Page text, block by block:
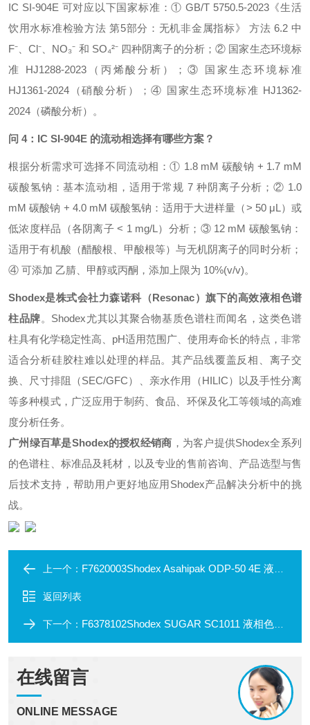
IC SI-904E 可对应以下国家标准：① GB/T 5750.5-2023《生活
饮用水标准检验方法 第5部分：无机非金属指标》 方法 6.2 中
F⁻、Cl⁻、NO₃⁻ 和 SO₄²⁻ 四种阴离子的分析；② 国家生态环境标
准 HJ1288-2023（丙烯酸分析）；③ 国家生态环境标准
HJ1361-2024（硝酸分析）；④ 国家生态环境标准 HJ1362-
2024（磷酸分析）。
问 4：IC SI-904E 的流动相选择有哪些方案？
根据分析需求可选择不同流动相：① 1.8 mM 碳酸钠 + 1.7 mM
碳酸氢钠：基本流动相，适用于常规 7 种阴离子分析；② 1.0
mM 碳酸钠 + 4.0 mM 碳酸氢钠：适用于大进样量（> 50 μL）或
低浓度样品（各阴离子 < 1 mg/L）分析；③ 12 mM 碳酸氢钠：
适用于有机酸（醋酸根、甲酸根等）与无机阴离子的同时分析；
④ 可添加 乙腈、甲醇或丙酮，添加上限为 10%(v/v)。
Shodex是株式会社力森诺科（Resonac）旗下的高效液相色谱
柱品牌。Shodex尤其以其聚合物基质色谱柱而闻名，这类色谱
柱具有化学稳定性高、pH适用范围广、使用寿命长的特点，非常
适合分析硅胶柱难以处理的样品。其产品线覆盖反相、离子交
换、尺寸排阻（SEC/GFC）、亲水作用（HILIC）以及手性分离
等多种模式，广泛应用于制药、食品、环保及化工等领域的高难
度分析任务。
广州绿百草是Shodex的授权经销商 ，为客户提供Shodex全系列
的色谱柱、标准品及耗材，以及专业的售前咨询、产品选型与售
后技术支持，帮助用户更好地应用Shodex产品解决分析中的挑
战。
上一个： F7620003Shodex Asahipak ODP-50 4E 液相色谱柱
返回列表
下一个： F6378102Shodex SUGAR SC1011 液相色谱柱
在线留言
ONLINE MESSAGE